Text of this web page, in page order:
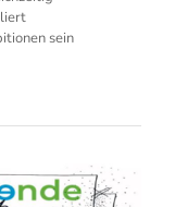
sein